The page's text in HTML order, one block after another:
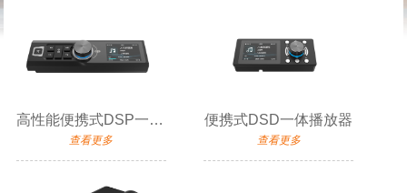
高性能便携式DSP一体播放器
查看更多
便携式DSD一体播放器
查看更多